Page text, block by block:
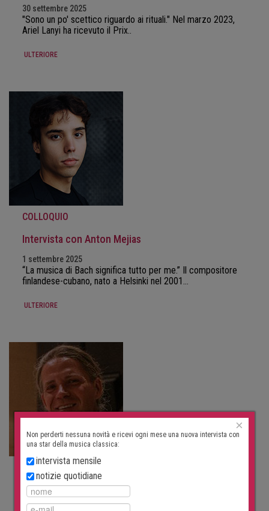
30 settembre 2025
"Sono un po' scettico riguardo ai rituali." Nel marzo 2023,
Ariel Lanyi ha ricevuto il Prix..
ULTERIORE
COLLOQUIO
Intervista con Anton Mejias
1 settembre 2025
“La musica di Bach significa tutto per me.” Il compositore
finlandese-cubano, nato a Helsinki nel 2001…
ULTERIORE
COLLOQUIO
Intervista con Nathan Henninger
×
Non perderti nessuna novità e ricevi ogni mese una nuova intervista con
una star della musica classica:
intervista mensile
notizie quotidiane